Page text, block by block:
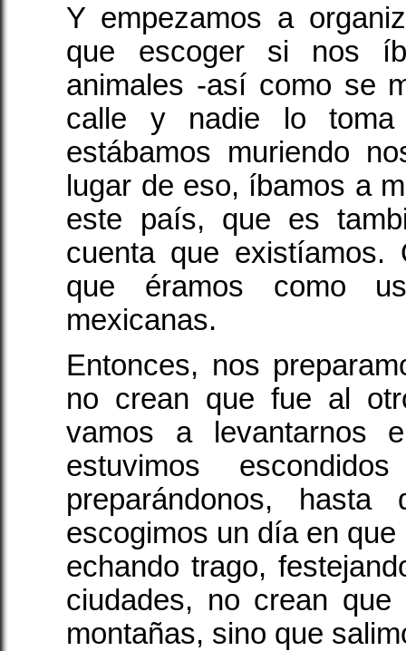
Y empezamos a
que escoger si nos
animales -así como se
calle y nadie lo
estábamos muriendo
lugar de eso, íbamos a
este país, que es
cuenta que
que éramos como
mexicanas.
Entonces, nos
no crean que fue al
vamos a levantarnos
estuvimos
preparándonos,
escogimos un día en
echando trago,
ciudades, no crean
montañas, sino que